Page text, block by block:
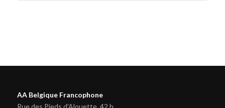
AA Belgique Francophone
Rue des Pieds d'Alouette, 42 b